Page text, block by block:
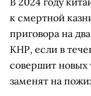
к смертной
приговора на
КНР, если в
совершит новых
заменят на